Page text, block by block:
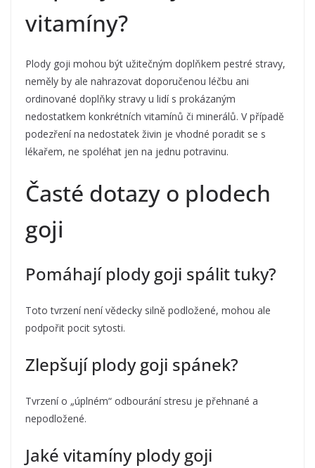
vitamíny?
Plody goji mohou být užitečným doplňkem pestré stravy,
neměly by ale nahrazovat doporučenou léčbu ani
ordinované doplňky stravy u lidí s prokázaným
nedostatkem konkrétních vitamínů či minerálů. V případě
podezření na nedostatek živin je vhodné poradit se s
lékařem, ne spoléhat jen na jednu potravinu.
Časté dotazy o plodech
goji
Pomáhají plody goji spálit tuky?
Toto tvrzení není vědecky silně podložené, mohou ale
podpořit pocit sytosti.
Zlepšují plody goji spánek?
Tvrzení o „úplném“ odbourání stresu je přehnané a
nepodložené.
Jaké vitamíny plody goji